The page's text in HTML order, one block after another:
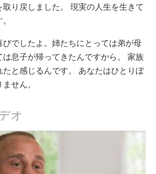
り戻しました。 現実の人生を生きて
びでしたよ。姉たちにとっては弟が母
は息子が帰ってきたんですから。 家族
たと感じるんです。 あなたはひとりぼ
せん。
オ